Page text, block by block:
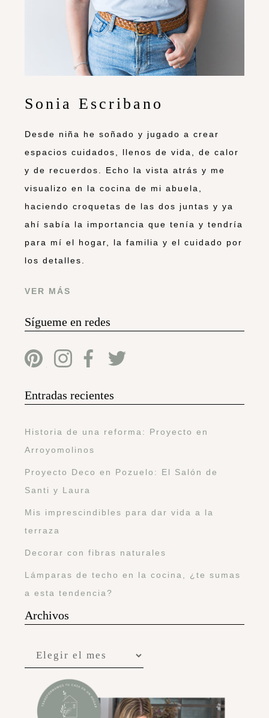
Sonia Escribano
Desde niña he soñado y jugado a crear
espacios cuidados, llenos de vida, de calor
y de recuerdos. Echo la vista atrás y me
visualizo en la cocina de mi abuela,
haciendo croquetas de las dos juntas y ya
ahí sabía la importancia que tenía y tendría
para mí el hogar, la familia y el cuidado por
los detalles.
VER MÁS
Sígueme en redes
Entradas recientes
Historia de una reforma: Proyecto en
Arroyomolinos
Proyecto Deco en Pozuelo: El Salón de
Santi y Laura
Mis imprescindibles para dar vida a la
terraza
Decorar con fibras naturales
Lámparas de techo en la cocina, ¿te sumas
a esta tendencia?
Archivos